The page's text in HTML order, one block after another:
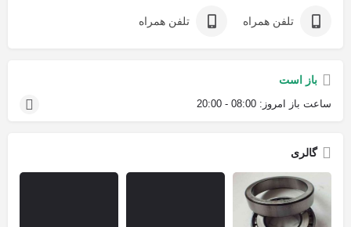
تلفن همراه تلفن همراه
باز است
ساعت باز امروز: 08:00 - 20:00
گالری